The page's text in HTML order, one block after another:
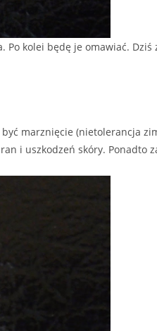
kolei będę je omawiać.
marznięcie (nietolerancja
i uszkodzeń skóry. Ponadto